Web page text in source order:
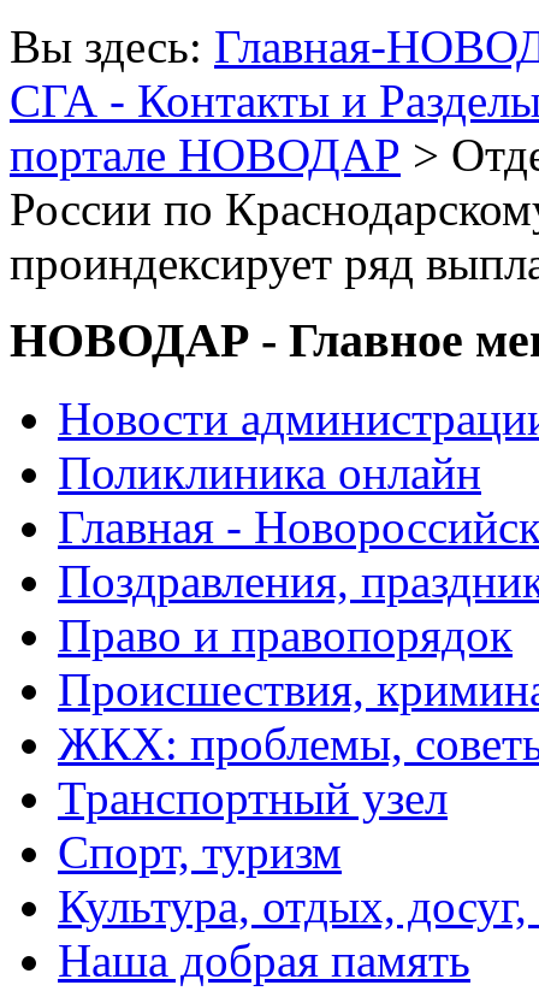
Вы здесь: Главная-
СГА - Контакты и
портале НОВОДАР >
России по
проиндексирует ряд
НОВОДАР - Главное
Новости
Поликлиника онлайн
Главная -
Поздравления,
Право и правопорядок
Происшествия,
ЖКХ: проблемы,
Транспортный узел
Спорт, туризм
Культура, отдых,
Наша добрая память